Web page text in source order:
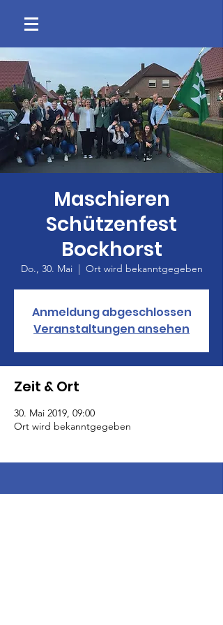
Maschieren
Schützenfest
Bockhorst
Do., 30. Mai
  |
Ort wird bekanntgegeben
Anmeldung abgeschlossen
Veranstaltungen ansehen
Zeit & Ort
30. Mai 2019, 09:00
Ort wird bekanntgegeben